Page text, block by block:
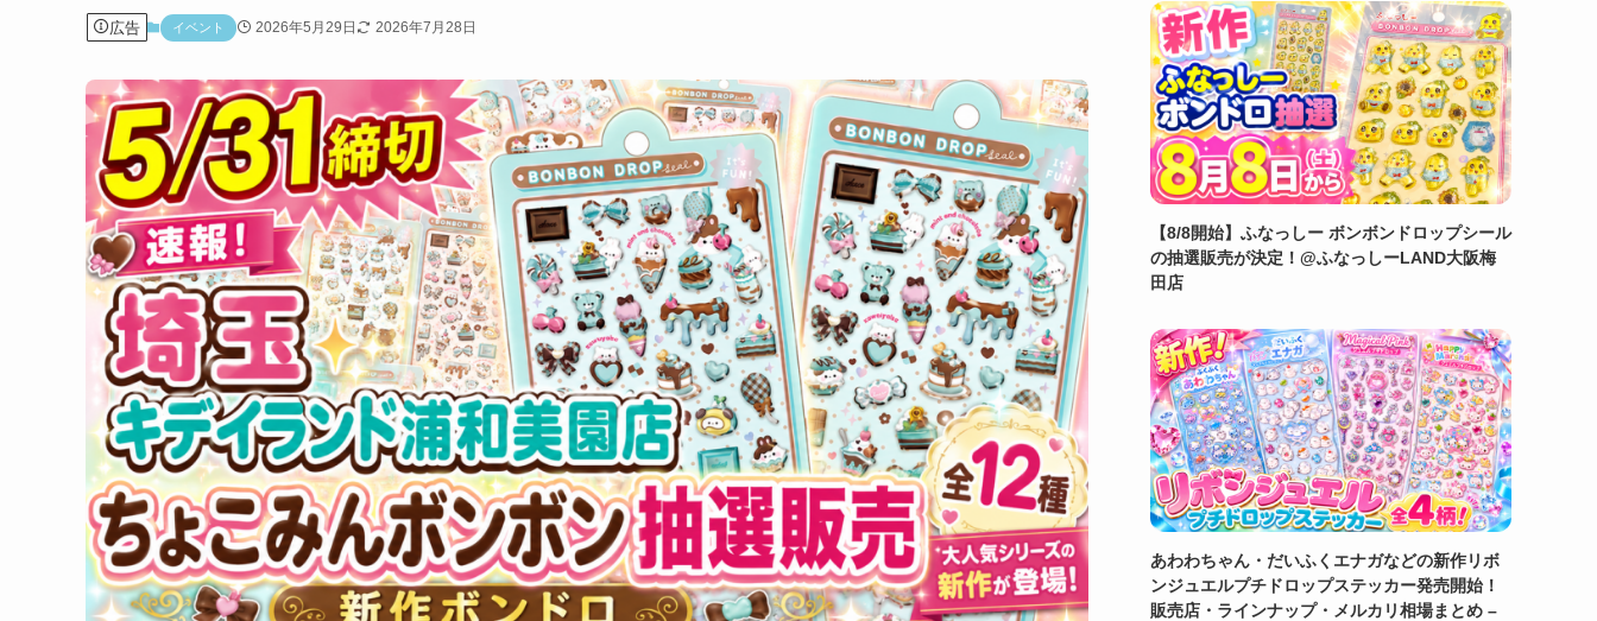
広告 イベント 2026年5月29日 2026年7月28日
【8/8開始】ふなっしー ボンボンドロップシール
の抽選販売が決定！@ふなっしーLAND大阪梅
田店
あわわちゃん・だいふくエナガなどの新作リボ
ンジュエルプチドロップステッカー発売開始！
販売店・ラインナップ・メルカリ相場まとめ –